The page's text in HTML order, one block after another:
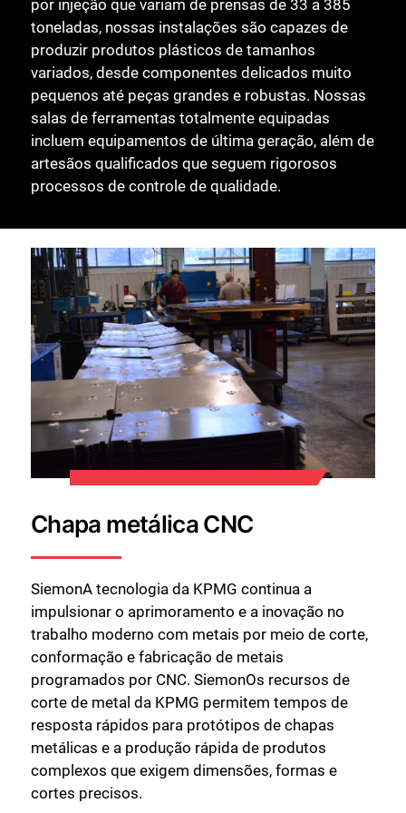
por injeção que variam de prensas de 33 a 385
toneladas, nossas instalações são capazes de
produzir produtos plásticos de tamanhos
variados, desde componentes delicados muito
pequenos até peças grandes e robustas. Nossas
salas de ferramentas totalmente equipadas
incluem equipamentos de última geração, além de
artesãos qualificados que seguem rigorosos
processos de controle de qualidade.
Chapa metálica CNC
SiemonA tecnologia da KPMG continua a
impulsionar o aprimoramento e a inovação no
trabalho moderno com metais por meio de corte,
conformação e fabricação de metais
programados por CNC. SiemonOs recursos de
corte de metal da KPMG permitem tempos de
resposta rápidos para protótipos de chapas
metálicas e a produção rápida de produtos
complexos que exigem dimensões, formas e
cortes precisos.